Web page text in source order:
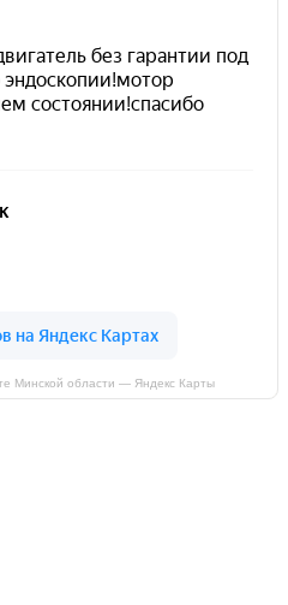
Минской области — Яндекс Карты